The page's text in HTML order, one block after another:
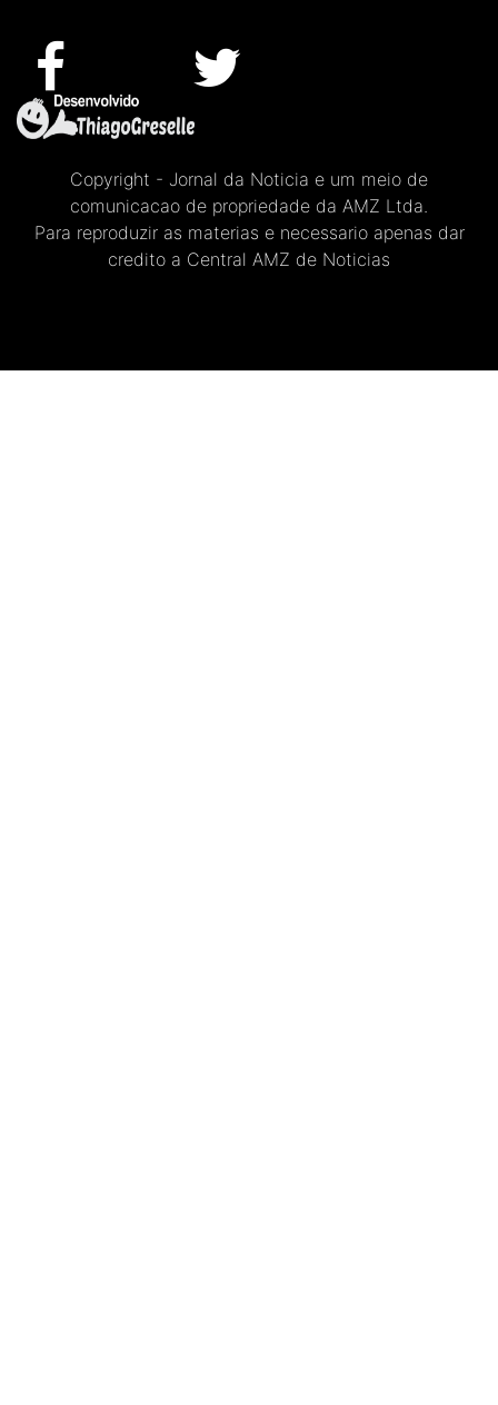
Copyright - Jornal da Noticia e um meio de
comunicacao de propriedade da AMZ Ltda.
Para reproduzir as materias e necessario apenas dar
credito a Central AMZ de Noticias